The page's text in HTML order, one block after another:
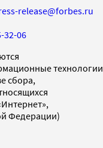
release@forbes.ru
32-06
технологии
сбора,
Федерации)